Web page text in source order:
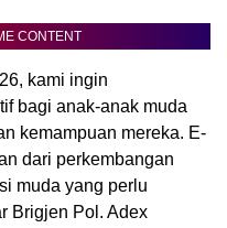
CONTENT
kami ingin
bagi anak-anak muda
kemampuan mereka. E-
dari perkembangan
muda yang perlu
Brigjen Pol. Adex